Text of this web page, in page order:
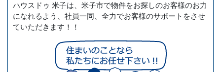
ハウスドゥ 米子は、米子市で物件をお探しのお客様のお力
になれるよう、社員一同、全力でお客様のサポートをさせ
ていただきます！！